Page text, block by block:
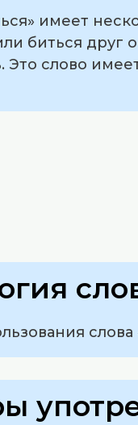
имеет
биться друг
Это слово
слова